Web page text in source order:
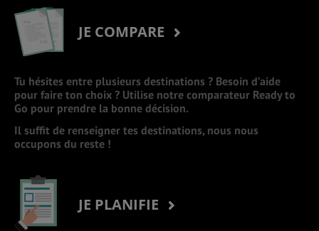
JE COMPARE
Tu hésites entre plusieurs destinations ? Besoin d’aide
pour faire ton choix ? Utilise notre comparateur Ready to
Go pour prendre la bonne décision.
Il suffit de renseigner tes destinations, nous nous
occupons du reste !
JE PLANIFIE